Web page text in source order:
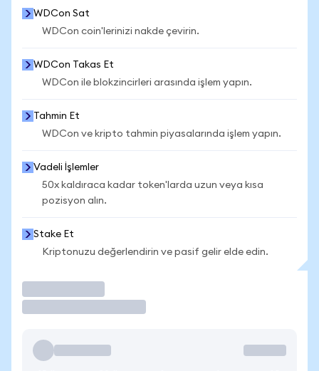
WDCon Sat
WDCon coin'lerinizi nakde çevirin.
WDCon Takas Et
WDCon ile blokzincirleri arasında işlem yapın.
Tahmin Et
WDCon ve kripto tahmin piyasalarında işlem yapın.
Vadeli İşlemler
50x kaldıraca kadar token'larda uzun veya kısa
pozisyon alın.
Stake Et
Kriptonuzu değerlendirin ve pasif gelir elde edin.